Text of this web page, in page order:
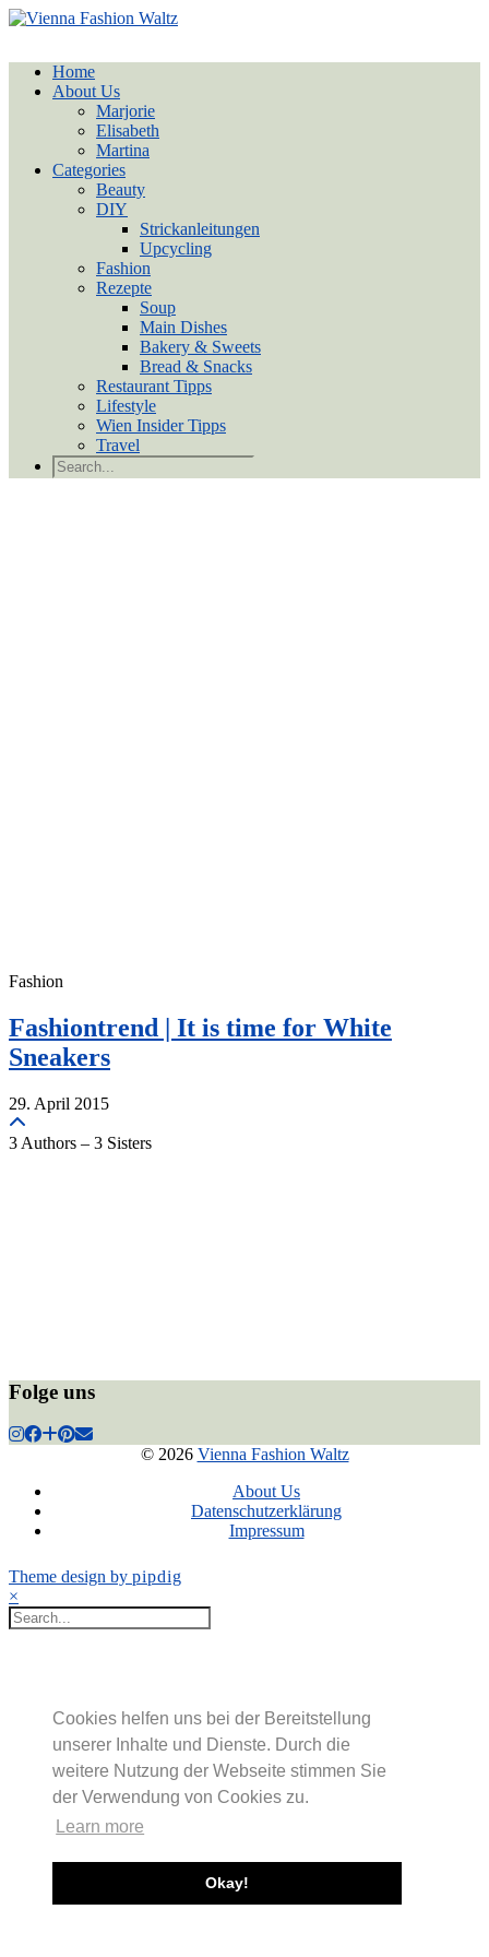
Cookies helfen uns bei der Bereitstellung
unserer Inhalte und Dienste. Durch die
weitere Nutzung der Webseite stimmen Sie
der Verwendung von Cookies zu.
Learn more
Okay!
Home
About Us
Marjorie
Elisabeth
Martina
Categories
Beauty
DIY
Strickanleitungen
Upcycling
Fashion
Rezepte
Soup
Main Dishes
Bakery & Sweets
Bread & Snacks
Restaurant Tipps
Lifestyle
Wien Insider Tipps
Travel
Fashion
Fashiontrend | It is time for White
Sneakers
29. April 2015
3 Authors – 3 Sisters
Folge uns
© 2026 Vienna Fashion Waltz
About Us
Datenschutzerklärung
Impressum
Theme design by pipdig
×